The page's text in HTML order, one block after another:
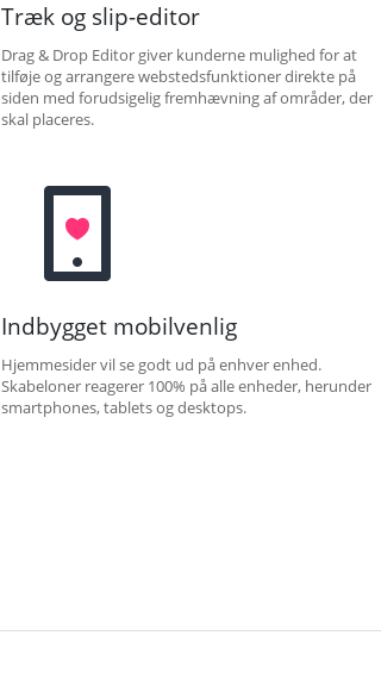
Træk og slip-editor
Drag & Drop Editor giver kunderne mulighed for at
tilføje og arrangere webstedsfunktioner direkte på
siden med forudsigelig fremhævning af områder, der
skal placeres.
Indbygget mobilvenlig
Hjemmesider vil se godt ud på enhver enhed.
Skabeloner reagerer 100% på alle enheder, herunder
smartphones, tablets og desktops.